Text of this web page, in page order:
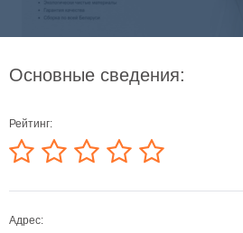
Основные сведения:
Рейтинг:
Адрес: